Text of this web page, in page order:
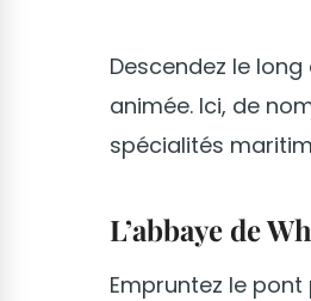
Descendez le
animée. Ici, de
spécialités
L’abbaye de
Empruntez le